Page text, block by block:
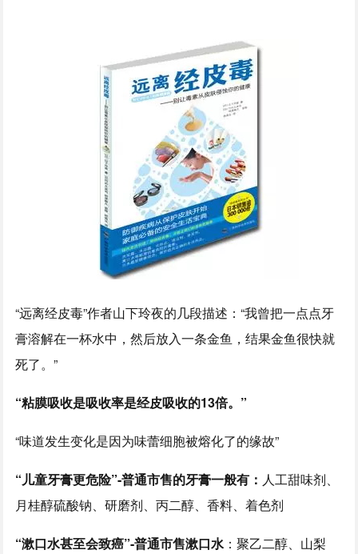
“远离经皮毒”作者山下玲夜的几段描述：“我曾把一点点牙
膏溶解在一杯水中，然后放入一条金鱼，结果金鱼很快就
死了。”
“粘膜吸收是吸收率是经皮吸收的13倍。”
“味道发生变化是因为味蕾细胞被熔化了的缘故”
“儿童牙膏更危险”-普通市售的牙膏一般有： 人工甜味剂、
月桂醇硫酸钠、研磨剂、丙二醇、香料、着色剂
“漱口水甚至会致癌”-普通市售漱口水：聚乙二醇、山梨